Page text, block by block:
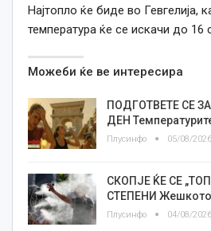
Најтопло ќе биде во Гевгелија,
температура ќе се искачи до 16
Можеби ќе ве интересира
ПОДГОТВЕТЕ СЕ
ДЕН
Плусинфо 05/08/2026
СКОПЈЕ ЌЕ СЕ
СТЕПЕНИ
Плусинфо 04/08/2026